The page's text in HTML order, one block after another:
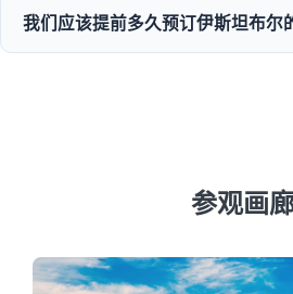
节到夏季的游船之旅，再到历史性的
旅。
我们应该提前多久预订伊斯坦布尔
参观画